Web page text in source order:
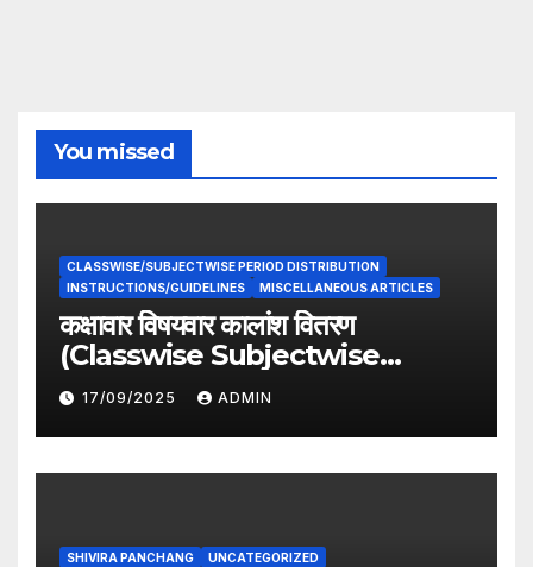
You missed
CLASSWISE/SUBJECTWISE PERIOD DISTRIBUTION
INSTRUCTIONS/GUIDELINES
MISCELLANEOUS ARTICLES
कक्षावार विषयवार कालांश वितरण
(Classwise Subjectwise
period distribution)
17/09/2025 ADMIN
SHIVIRA PANCHANG UNCATEGORIZED